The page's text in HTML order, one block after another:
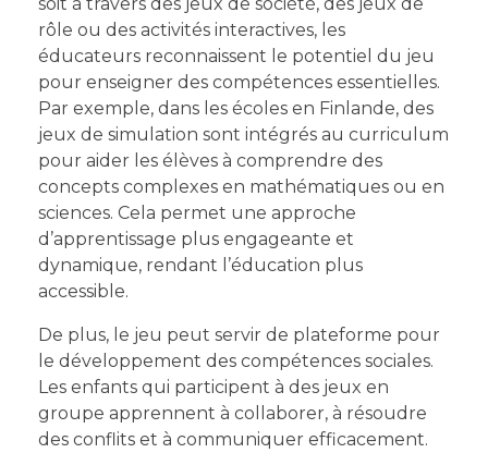
rôle ou des activités interactives, les
éducateurs reconnaissent le potentiel du jeu
pour enseigner des compétences essentielles.
Par exemple, dans les écoles en Finlande, des
jeux de simulation sont intégrés au curriculum
pour aider les élèves à comprendre des
concepts complexes en mathématiques ou en
sciences. Cela permet une approche
d’apprentissage plus engageante et
dynamique, rendant l’éducation plus
accessible.
De plus, le jeu peut servir de plateforme pour
le développement des compétences sociales.
Les enfants qui participent à des jeux en
groupe apprennent à collaborer, à résoudre
des conflits et à communiquer efficacement.